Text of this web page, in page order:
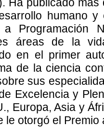
humano
a Programación
áreas de la
en el primer
de la ciencia
sus
Excelencia y
Europa, Asia y
le otorgó el Premio